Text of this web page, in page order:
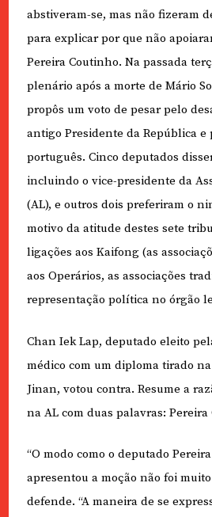
abstiveram-se, mas não fizeram
para explicar por que não
Pereira Coutinho. Na passada
plenário após a morte de Mário
propôs um voto de pesar pelo
antigo Presidente da República
português. Cinco deputados
incluindo o vice-presidente da
(AL), e outros dois preferiram o
motivo da atitude destes sete
ligações aos Kaifong (as
aos Operários, as associações
representação política no órgão
Chan Iek Lap, deputado eleito
médico com um diploma tirado
Jinan, votou contra. Resume a
na AL com duas palavras:
“O modo como o deputado
apresentou a moção não foi
defende. “A maneira de se